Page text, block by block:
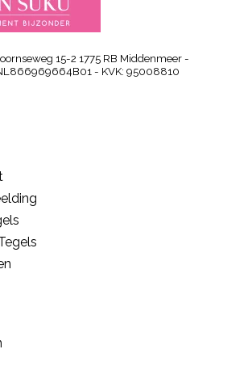
15-2 1775 RB Middenmeer -
- KVK: 95008810